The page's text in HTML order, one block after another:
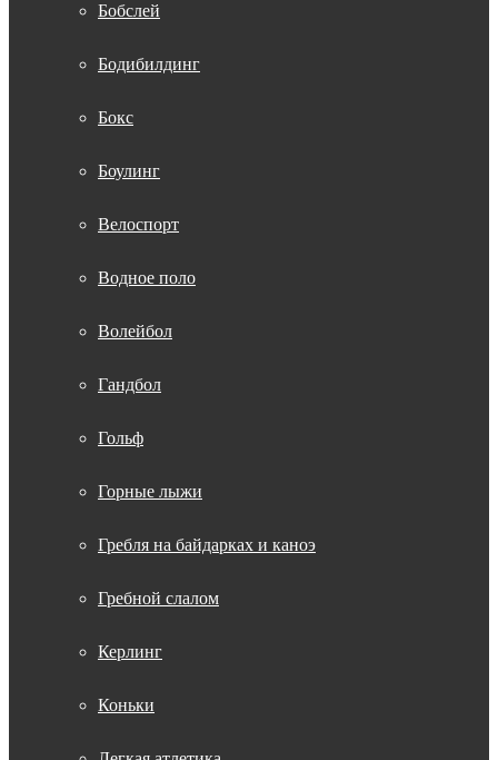
Бобслей
Бодибилдинг
Бокс
Боулинг
Велоспорт
Водное поло
Волейбол
Гандбол
Гольф
Горные лыжи
Гребля на байдарках и каноэ
Гребной слалом
Керлинг
Коньки